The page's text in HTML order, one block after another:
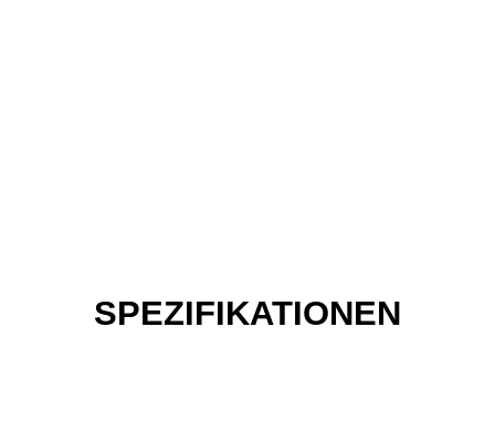
SPEZIFIKATIONEN